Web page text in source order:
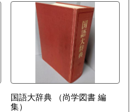
国語大辞典
（尚学図書 編
集）